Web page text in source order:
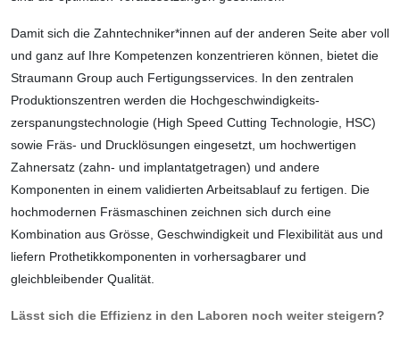
Damit sich die Zahntechniker*innen auf der anderen Seite aber voll
und ganz auf Ihre Kompetenzen konzentrieren können, bietet die
Straumann Group auch Fertigungs­services. In den zentralen
Produktions­zentren werden die Hochgeschwindigkeits-
zerspanungstechnologie (High Speed Cutting Technologie, HSC)
sowie Fräs- und Drucklösungen eingesetzt, um hochwertigen
Zahnersatz (zahn- und implantatgetragen) und andere
Komponenten in einem validierten Arbeitsablauf zu fertigen. Die
hochmodernen Fräsmaschinen zeichnen sich durch eine
Kombination aus Grösse, Geschwin­dig­keit und Flexibilität aus und
liefern Prothetik­komponenten in vorhersagbarer und
gleichbleibender Qualität.
Lässt sich die Effizienz in den Laboren noch weiter steigern?